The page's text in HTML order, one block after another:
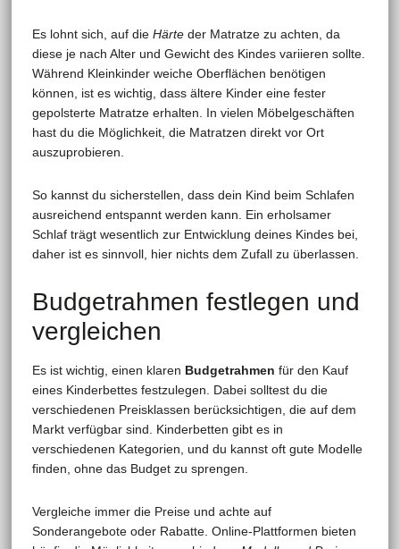
Es lohnt sich, auf die Härteder Matratze zu achten, da
diese je nach Alter und Gewicht des Kindes variieren sollte.
Während Kleinkinder weiche Oberflächen benötigen
können, ist es wichtig, dass ältere Kinder eine fester
gepolsterte Matratze erhalten. In vielen Möbelgeschäften
hast du die Möglichkeit, die Matratzen direkt vor Ort
auszuprobieren.
So kannst du sicherstellen, dass dein Kind beim Schlafen
ausreichend entspannt werden kann. Ein erholsamer
Schlaf trägt wesentlich zur Entwicklung deines Kindes bei,
daher ist es sinnvoll, hier nichts dem Zufall zu überlassen.
Budgetrahmen festlegen und
vergleichen
Es ist wichtig, einen klaren Budgetrahmen für den Kauf
eines Kinderbettes festzulegen. Dabei solltest du die
verschiedenen Preisklassen berücksichtigen, die auf dem
Markt verfügbar sind. Kinderbetten gibt es in
verschiedenen Kategorien, und du kannst oft gute Modelle
finden, ohne das Budget zu sprengen.
Vergleiche immer die Preise und achte auf
Sonderangebote oder Rabatte. Online-Plattformen bieten